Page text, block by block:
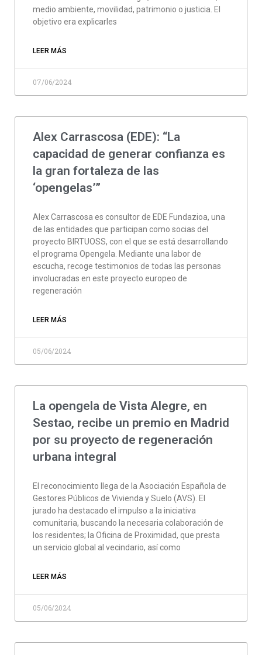
medio ambiente, movilidad, patrimonio o justicia. El
objetivo era explicarles
LEER MÁS
07/06/2024
Alex Carrascosa (EDE): “La
capacidad de generar confianza es
la gran fortaleza de las
‘opengelas’”
Alex Carrascosa es consultor de EDE Fundazioa, una
de las entidades que participan como socias del
proyecto BIRTUOSS, con el que se está desarrollando
el programa Opengela. Mediante una labor de
escucha, recoge testimonios de todas las personas
involucradas en este proyecto europeo de
regeneración
LEER MÁS
05/06/2024
La opengela de Vista Alegre, en
Sestao, recibe un premio en Madrid
por su proyecto de regeneración
urbana integral
El reconocimiento llega de la Asociación Española de
Gestores Públicos de Vivienda y Suelo (AVS). El
jurado ha destacado el impulso a la iniciativa
comunitaria, buscando la necesaria colaboración de
los residentes; la Oficina de Proximidad, que presta
un servicio global al vecindario, así como
LEER MÁS
05/06/2024